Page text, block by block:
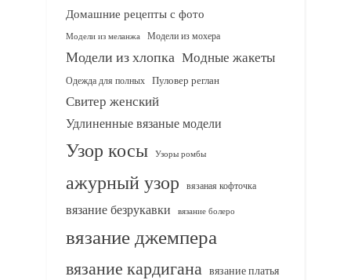
Домашние рецепты с фото
Модели из меланжа Модели из мохера
Модели из хлопка Модные жакеты
Одежда для полных Пуловер реглан
Свитер женский
Удлиненные вязаные модели
Узор косы Узоры ромбы
ажурный узор вязаная кофточка
вязание безрукавки вязание болеро
вязание джемпера
вязание кардигана вязание платья